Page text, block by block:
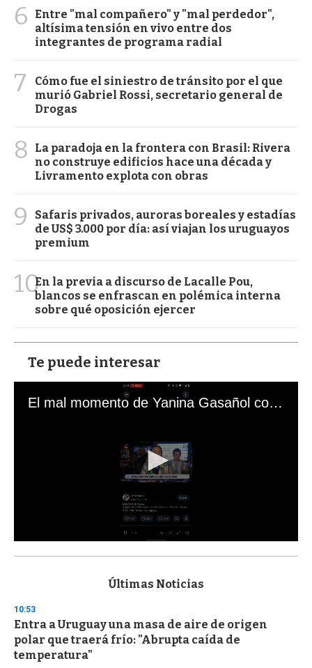
6
Entre "mal compañero" y "mal perdedor",
altísima tensión en vivo entre dos
integrantes de programa radial
7
Cómo fue el siniestro de tránsito por el que
murió Gabriel Rossi, secretario general de
Drogas
8
La paradoja en la frontera con Brasil: Rivera
no construye edificios hace una década y
Livramento explota con obras
9
Safaris privados, auroras boreales y estadías
de US$ 3.000 por día: así viajan los uruguayos
premium
10En la previa a discurso de Lacalle Pou,
blancos se enfrascan en polémica interna
sobre qué oposición ejercer
Te puede interesar
El mal momento de Yanina Gasañol con un hincha argentino en "Subrayado"
s
d
s
o
f
3
Últimas Noticias
10:53
Entra a Uruguay una masa de aire de origen
polar que traerá frío: "Abrupta caída de
temperatura"